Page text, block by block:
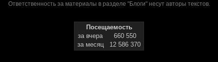
Ответственность за материалы в разделе "Блоги" несут авторы текстов.
Посещаемость
за вчера
660 550
за месяц
12 586 370